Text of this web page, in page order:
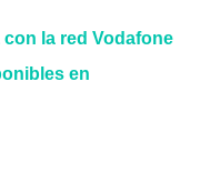
la red Vodafone
en